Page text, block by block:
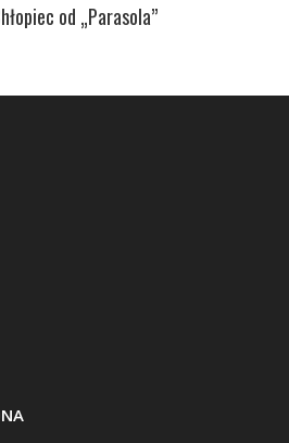
od „Parasola”